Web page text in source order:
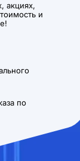
акциях,
и
по